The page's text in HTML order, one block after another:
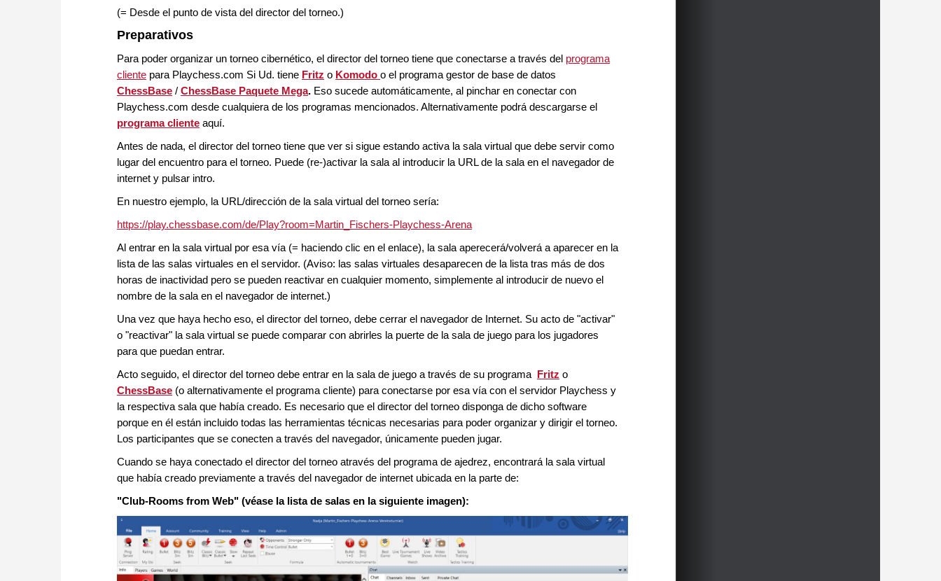
(= Desde el punto de vista del director del torneo.)
Preparativos
Para poder organizar un torneo cibernético, el director del torneo tiene que conectarse a través del programa
cliente para Playchess.com Si Ud. tiene Fritz o Komodo o el programa gestor de base de datos
ChessBase / ChessBase Paquete Mega. Eso sucede automáticamente, al pinchar en conectar con
Playchess.com desde cualquiera de los programas mencionados. Alternativamente podrá descargarse el
programa cliente aquí.
Antes de nada, el director del torneo tiene que ver si sigue estando activa la sala virtual que debe servir como
lugar del encuentro para el torneo. Puede (re-)activar la sala al introducir la URL de la sala en el navegador de
internet y pulsar intro.
En nuestro ejemplo, la URL/dirección de la sala virtual del torneo sería:
https://play.chessbase.com/de/Play?room=Martin_Fischers-Playchess-Arena
Al entrar en la sala virtual por esa vía (= haciendo clic en el enlace), la sala aperecerá/volverá a aparecer en la
lista de las salas virtuales en el servidor. (Aviso: las salas virtuales desaparecen de la lista tras más de dos
horas de inactividad pero se pueden reactivar en cualquier momento, simplemente al introducir de nuevo el
nombre de la sala en el navegador de internet.)
Una vez que haya hecho eso, el director del torneo, debe cerrar el navegador de Internet. Su acto de "activar"
o "reactivar" la sala virtual se puede comparar con abrirles la puerte de la sala de juego para los jugadores
para que puedan entrar.
Acto seguido, el director del torneo debe entrar en la sala de juego a través de su programa Fritz o
ChessBase (o alternativamente el programa cliente) para conectarse por esa vía con el servidor Playchess y
la respectiva sala que había creado. Es necesario que el director del torneo disponga de dicho software
porque en él están incluido todas las herramientas técnicas necesarias para poder organizar y dirigir el torneo.
Los participantes que se conecten a través del navegador, únicamente pueden jugar.
Cuando se haya conectado el director del torneo através del programa de ajedrez, encontrará la sala virtual
que había creado previamente a través del navegador de internet ubicada en la parte de:
"Club-Rooms from Web" (véase la lista de salas en la siguiente imagen):